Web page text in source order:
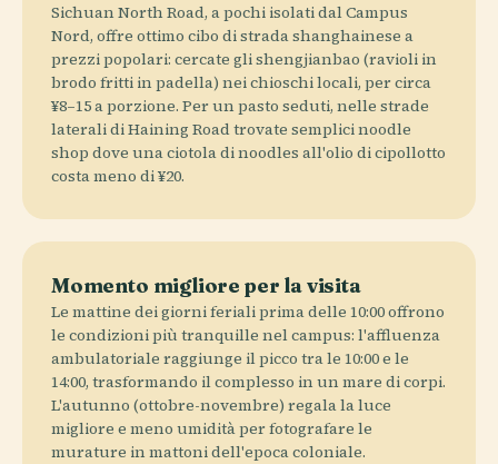
Sichuan North Road, a pochi isolati dal Campus
Nord, offre ottimo cibo di strada shanghainese a
prezzi popolari: cercate gli shengjianbao (ravioli in
brodo fritti in padella) nei chioschi locali, per circa
¥8–15 a porzione. Per un pasto seduti, nelle strade
laterali di Haining Road trovate semplici noodle
shop dove una ciotola di noodles all'olio di cipollotto
costa meno di ¥20.
Momento migliore per la visita
Le mattine dei giorni feriali prima delle 10:00 offrono
le condizioni più tranquille nel campus: l'affluenza
ambulatoriale raggiunge il picco tra le 10:00 e le
14:00, trasformando il complesso in un mare di corpi.
L'autunno (ottobre-novembre) regala la luce
migliore e meno umidità per fotografare le
murature in mattoni dell'epoca coloniale.